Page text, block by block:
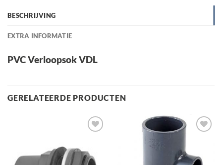
BESCHRIJVING
EXTRA INFORMATIE
PVC Verloopsok VDL
GERELATEERDE PRODUCTEN
verlanglijst
verlanglijst